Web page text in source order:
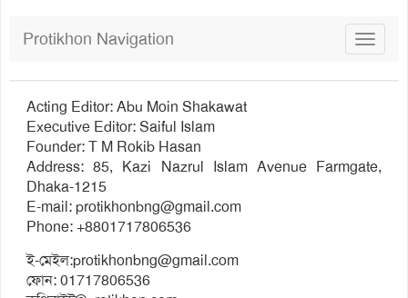
Toggle
Protikhon Navigation
Acting Editor: Abu Moin Shakawat
Executive Editor: Saiful Islam
Founder: T M Rokib Hasan
Address: 85, Kazi Nazrul Islam Avenue Farmgate,
Dhaka-1215
E-mail:protikhonbng@gmail.com
Phone: +8801717806536
ই-মেইল:protikhonbng@gmail.com
ফোন: 01717806536